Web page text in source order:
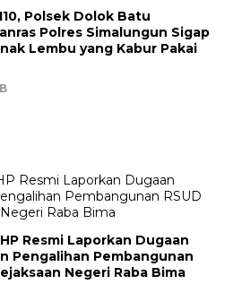
Polsek Dolok Batu
Polres Simalungun Sigap
Lembu yang Kabur Pakai
Resmi Laporkan Dugaan
Pengalihan Pembangunan
Negeri Raba Bima